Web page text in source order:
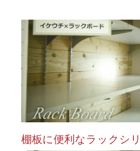
棚板に便利なラックシ